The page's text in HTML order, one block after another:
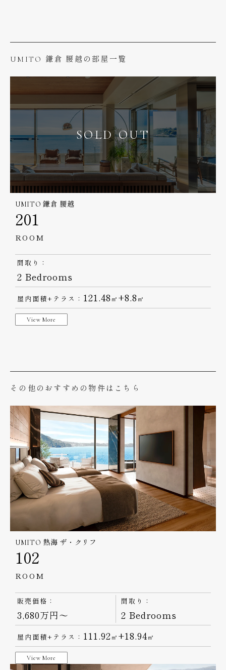
UMITO 鎌倉 腰越の部屋一覧
SOLD OUT
UMITO 鎌倉 腰越
201
ROOM
間取り：
2 Bedrooms
屋内面積+テラス： 121.48 ㎡ +8.8 ㎡
View More
その他のおすすめの物件はこちら
UMITO 熱海 ザ・クリフ
102
ROOM
販売価格：
3,680万円～
間取り：
2 Bedrooms
屋内面積+テラス： 111.92 ㎡ +18.94㎡
View More